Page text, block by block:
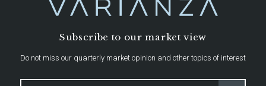
Subscribe to our market view
Do not miss our quarterly market opinion and other topics of interest